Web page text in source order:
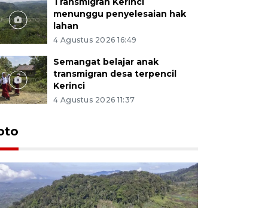
menunggu penyelesaian hak
lahan
4 Agustus 2026 16:49
Semangat belajar anak
transmigran desa terpencil
Kerinci
4 Agustus 2026 11:37